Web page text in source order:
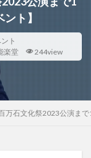
ント】
ト
楽堂 244view
万石文化祭2023公演ま